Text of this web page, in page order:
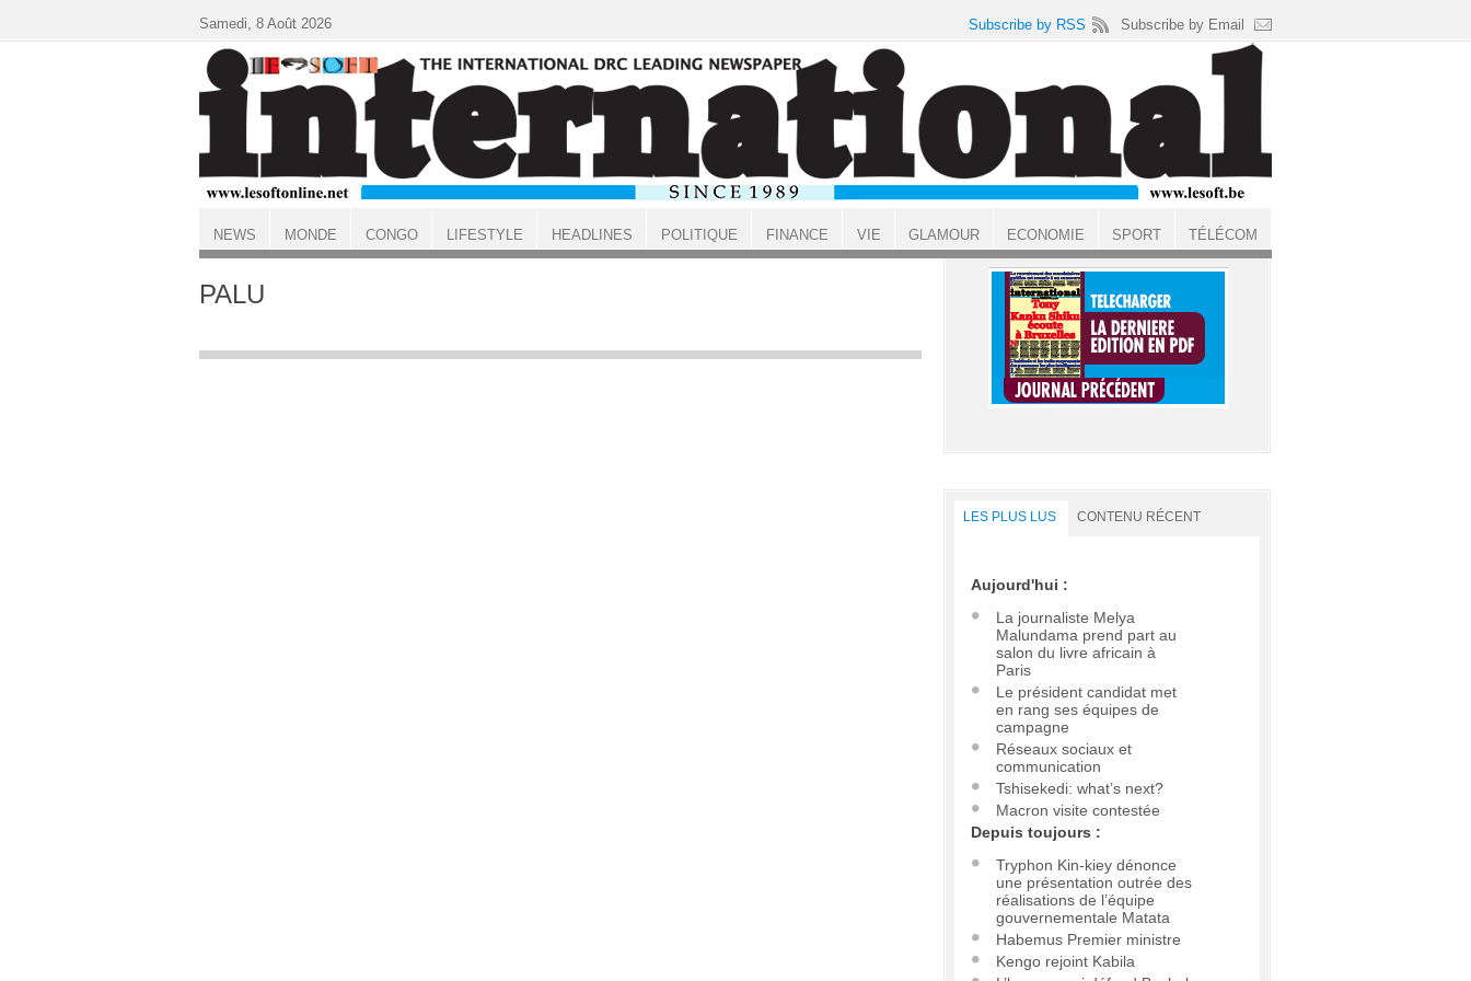
ACCUEIL
PALU
LES PLUS LUS CONTENU RÉCENT
Aujourd'hui :
La journaliste Melya
Malundama prend part au
salon du livre africain à
Paris
Le président candidat met
en rang ses équipes de
campagne
Réseaux sociaux et
communication
Tshisekedi: what’s next?
Macron visite contestée
Depuis toujours :
Tryphon Kin-kiey dénonce
une présentation outrée des
réalisations de l’équipe
gouvernementale Matata
Habemus Premier ministre
Kengo rejoint Kabila
Samedi, 8 Août 2026 Subscribe by RSS Subscribe by Email
NEWS MONDE CONGO LIFESTYLE HEADLINES POLITIQUE FINANCE VIE GLAMOUR ECONOMIE SPORT TÉLÉCOM